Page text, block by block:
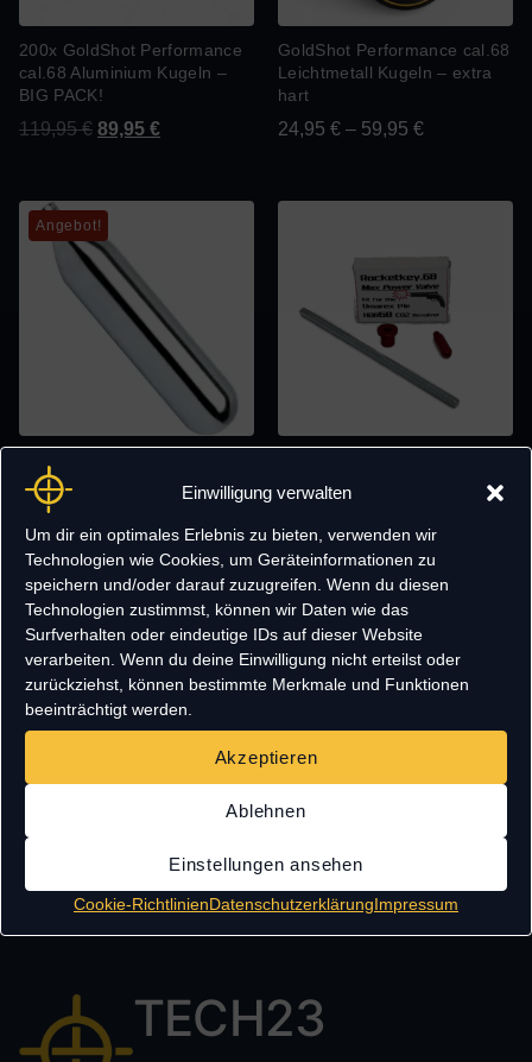
Einwilligung verwalten
Um dir ein optimales Erlebnis zu bieten, verwenden wir
Technologien wie Cookies, um Geräteinformationen zu
speichern und/oder darauf zuzugreifen. Wenn du diesen
Technologien zustimmst, können wir Daten wie das
Surfverhalten oder eindeutige IDs auf dieser Website
verarbeiten. Wenn du deine Einwilligung nicht erteilst oder
zurückziehst, können bestimmte Merkmale und Funktionen
beeinträchtigt werden.
Akzeptieren
Ablehnen
Einstellungen ansehen
Cookie-RichtlinienDatenschutzerklärungImpressum
200x GoldShot Performance
cal.68 Aluminium Kugeln –
BIG PACK!
119,95€ 89,95 €
GoldShot Performance cal.68
Leichtmetall Kugeln – extra
hart
24,95 € – 59,95 €
Angebot!
Diabolo
0,89
Power Valve
Schnelle
TECH23